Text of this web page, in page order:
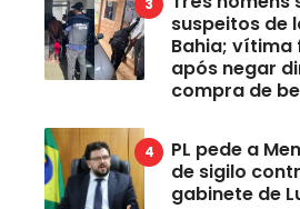
suspeitos de
Bahia;
após negar
compra de
PL pede a
de sigilo
gabinete de